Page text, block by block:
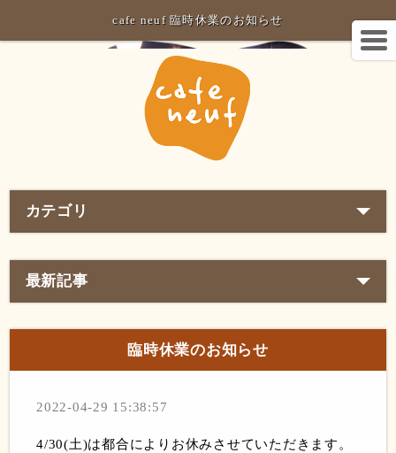
cafe neuf 臨時休業のお知らせ
カテゴリ
最新記事
臨時休業のお知らせ
2022-04-29 15:38:57
4/30(土)は都合によりお休みさせていただきます。